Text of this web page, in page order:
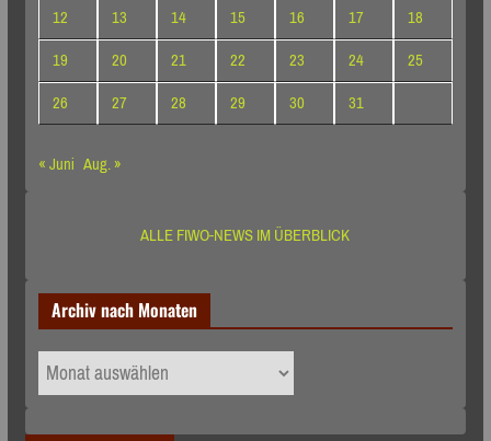
12
13 14 15 16 17
18
19
20 21 22 23 24
25
26
27 28 29 30
31
« Juni Aug. »
ALLE FIWO-NEWS IM ÜBERBLICK
Archiv nach Monaten
Archiv
nach